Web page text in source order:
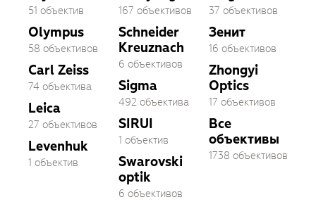
51 объектив
Olympus
58 объективов
Carl Zeiss
74 объектива
Leica
27 объективов
Levenhuk
1 объектив
167 объективов
Schneider
Kreuznach
6 объективов
Sigma
492 объектива
SIRUI
1 объектив
Swarovski
optik
6 объективов
37 объективов
Зенит
16 объективов
Zhongyi
Optics
17 объективов
Все
объективы
1738 объективов